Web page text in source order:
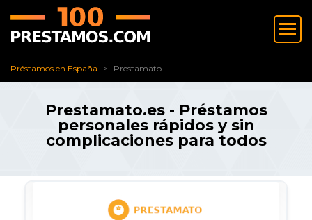
✅ Préstamos en España
Préstamos en España Prestamato
Prestamato
Prestamato.es - Préstamos
personales rápidos y sin
complicaciones para todos